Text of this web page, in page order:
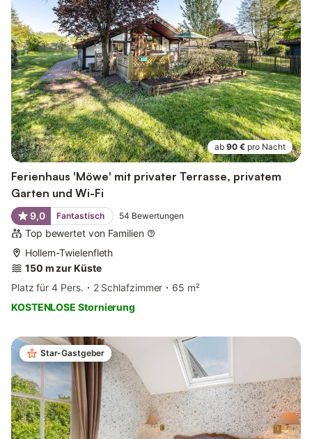
ab 90 € pro Nacht
Ferienhaus 'Möwe' mit privater Terrasse, privatem
Garten und Wi-Fi
9,0 Fantastisch 54 Bewertungen
Top bewertet von Familien
Hollern-Twielenfleth
150 m zur Küste
Platz für 4 Pers.
2 Schlafzimmer
65 m²
KOSTENLOSE Stornierung
Star-Gastgeber